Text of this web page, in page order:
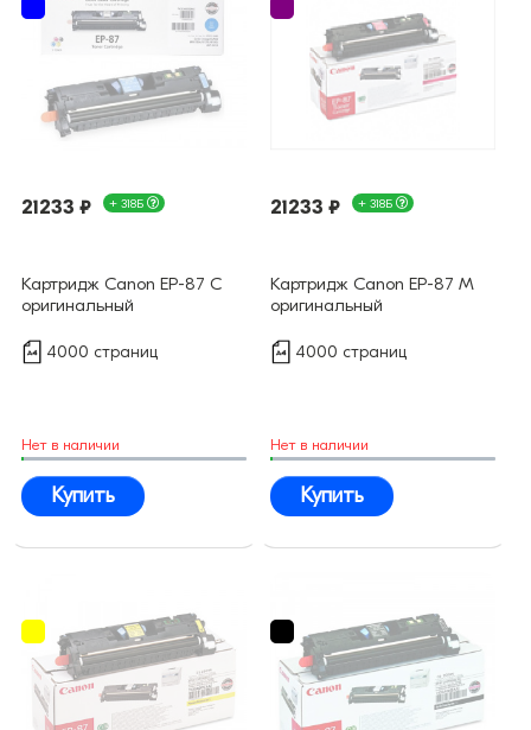
21233 ₽ + 318Б
Картридж Canon EP-87 C
оригинальный
4000 страниц
Нет в наличии
Купить
21233 ₽ + 318Б
Картридж Canon EP-87 M
оригинальный
4000 страниц
Нет в наличии
Купить